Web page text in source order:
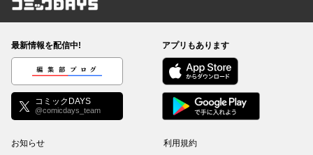
コミックDAYS
最新情報を配信中!
編集部ブログ
コミックDAYS
@comicdays_team
アプリもあります
お知らせ 利用規約